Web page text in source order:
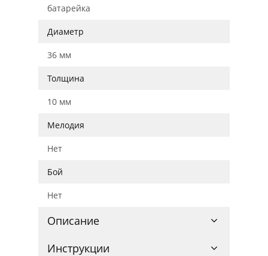
батарейка
Диаметр
36 мм
Толщина
10 мм
Мелодия
Нет
Бой
Нет
Описание
Инструкции